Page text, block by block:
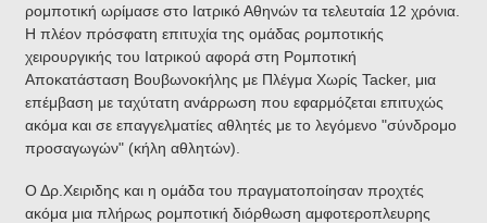
ρομποτική ωρίμασε στο Ιατρικό Αθηνών τα τελευταία 12 χρόνια.
Η πλέον πρόσφατη επιτυχία της ομάδας ρομποτικής
χειρουργικής του Ιατρικού αφορά στη Ρομποτική
Αποκατάσταση Βουβωνοκήλης με Πλέγμα Χωρίς Tacker, μια
επέμβαση με ταχύτατη ανάρρωση που εφαρμόζεται επιτυχώς
ακόμα και σε επαγγελματίες αθλητές με το λεγόμενο "σύνδρομο
προσαγωγών" (κήλη αθλητών).
Ο Δρ.Χειριδης και η ομάδα του πραγματοποίησαν προχτές
ακόμα μια πλήρως ρομποτική διόρθωση αμφοτεροπλευρης